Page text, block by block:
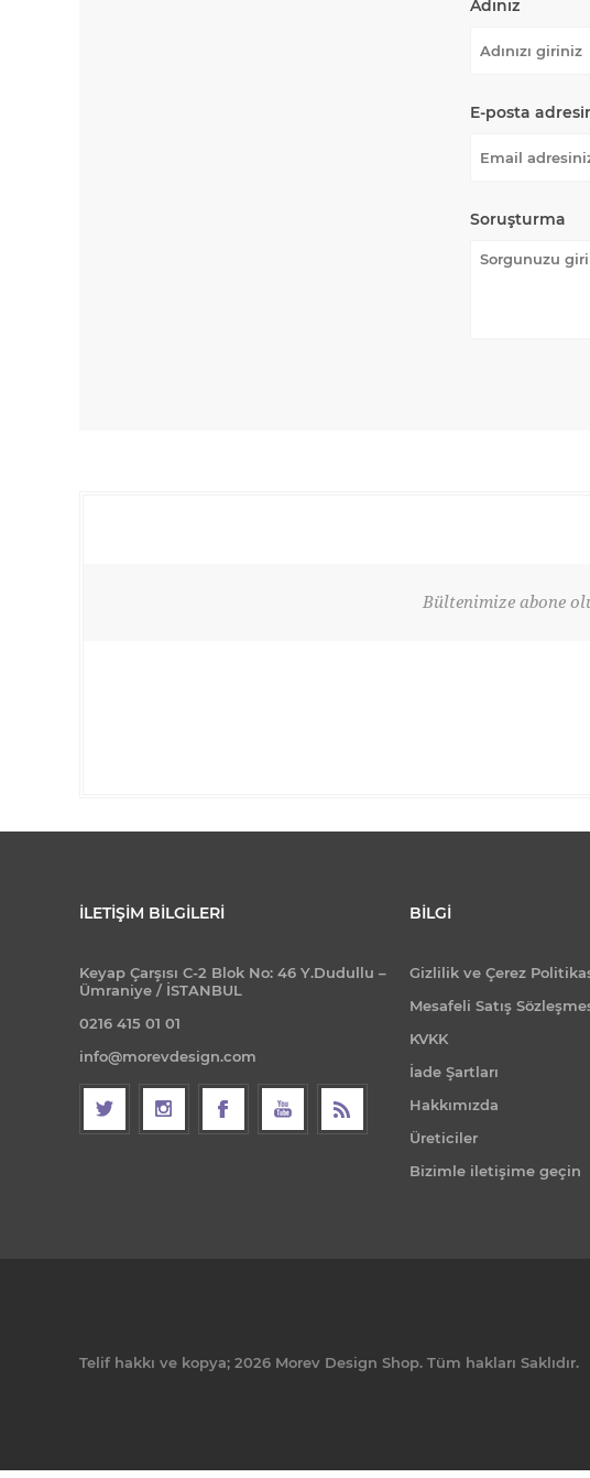
Adınız
E-posta
Soruşturma
Bültenimize abone
İLETIŞIM BILGILERI
Keyap Çarşısı C-2 Blok No: 46 Y.Dudullu –
Ümraniye / İSTANBUL
0216 415 01 01
info@morevdesign.com
BILGI
Gizlilik ve Çerez
Mesafeli Satış
KVKK
İade Şartları
Hakkımızda
Üreticiler
Bizimle iletişime geçin
Telif hakkı ve kopya; 2026 Morev Design Shop. Tüm hakları Saklıdır.